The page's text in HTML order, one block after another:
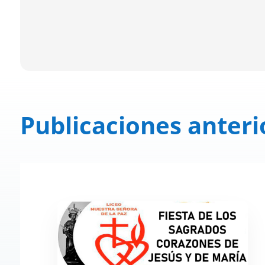
Publicaciones